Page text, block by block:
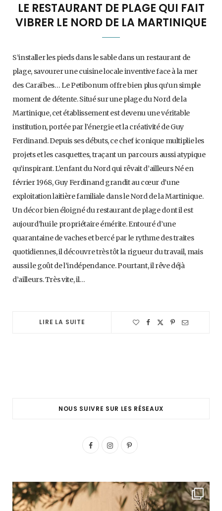
LE RESTAURANT DE PLAGE QUI FAIT
VIBRER LE NORD DE LA MARTINIQUE
S’installer les pieds dans le sable dans un restaurant de
plage, savourer une cuisine locale inventive face à la mer
des Caraïbes… Le Petibonum offre bien plus qu’un simple
moment de détente. Situé sur une plage du Nord de la
Martinique, cet établissement est devenu une véritable
institution, portée par l’énergie et la créativité de Guy
Ferdinand. Depuis ses débuts, ce chef iconique multiplie les
projets et les casquettes, traçant un parcours aussi atypique
qu’inspirant. L’enfant du Nord qui rêvait d’ailleurs Né en
février 1968, Guy Ferdinand grandit au cœur d’une
exploitation laitière familiale dans le Nord de la Martinique.
Un décor bien éloigné du restaurant de plage dont il est
aujourd’hui le propriétaire émérite. Entouré d’une
quarantaine de vaches et bercé par le rythme des traites
quotidiennes, il découvre très tôt la rigueur du travail, mais
aussi le goût de l’indépendance. Pourtant, il rêve déjà
d’ailleurs. Très vite, il…
LIRE LA SUITE
NOUS SUIVRE SUR LES RÉSEAUX
F
e
I
P